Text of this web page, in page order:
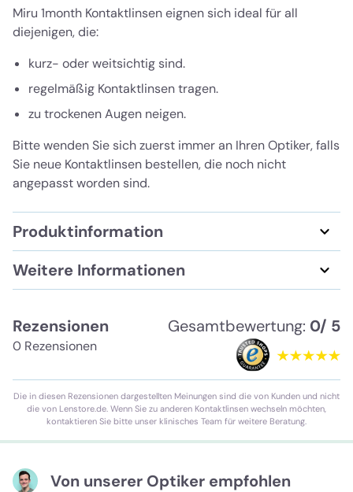
Miru 1month Kontaktlinsen eignen sich ideal für all
diejenigen, die:
kurz- oder weitsichtig sind.
regelmäßig Kontaktlinsen tragen.
zu trockenen Augen neigen.
Bitte wenden Sie sich zuerst immer an Ihren Optiker, falls
Sie neue Kontaktlinsen bestellen, die noch nicht
angepasst worden sind.
Produktinformation
Weitere Informationen
Rezensionen
0 Rezensionen
Gesamtbewertung: 0/ 5
Die in diesen Rezensionen dargestellten Meinungen sind die von Kunden und nicht
die von Lenstore.de. Wenn Sie zu anderen Kontaktlinsen wechseln möchten,
kontaktieren Sie bitte unser klinisches Team für weitere Beratung.
Von unserer Optiker empfohlen